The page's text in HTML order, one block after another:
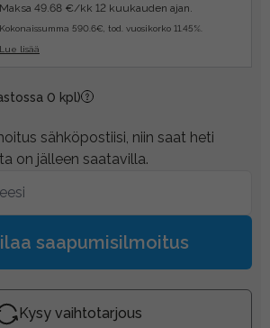
Maksa 49.68 €/kk 12 kuukauden ajan.
Kokonaissumma 590.6€, tod. vuosikorko 11.45%.
Lue lisää
0 kpl)
sähköpostiisi, niin saat heti
on jälleen saatavilla.
saapumisilmoitus
Kysy vaihtotarjous